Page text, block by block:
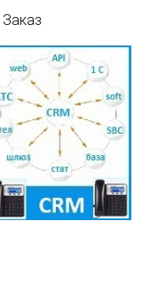
Заказ